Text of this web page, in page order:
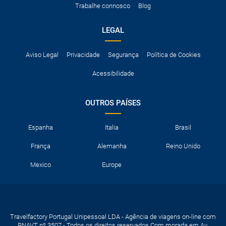
Trabalhe connosco Blog
LEGAL
Aviso Legal Privacidade Segurança Política de Cookies
Acessibilidade
OUTROS PAÍSES
Espanha Italia Brasil
França Alemanha Reino Unido
Mexico Europe
Travelfactory Portugal Unipessoal LDA - Agência de viagens on-line com